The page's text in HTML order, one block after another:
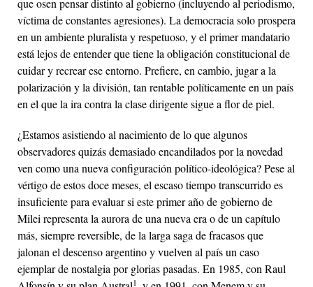
víctima de constantes agresiones). La democracia solo prospera
en un ambiente pluralista y respetuoso, y el primer mandatario
está lejos de entender que tiene la obligación constitucional de
cuidar y recrear ese entorno. Prefiere, en cambio, jugar a la
polarización y la división, tan rentable políticamente en un país
en el que la ira contra la clase dirigente sigue a flor de piel.
¿Estamos asistiendo al nacimiento de lo que algunos
observadores quizás demasiado encandilados por la novedad
ven como una nueva configuración político-ideológica? Pese al
vértigo de estos doce meses, el escaso tiempo transcurrido es
insuficiente para evaluar si este primer año de gobierno de
Milei representa la aurora de una nueva era o de un capítulo
más, siempre reversible, de la larga saga de fracasos que
jalonan el descenso argentino y vuelven al país un caso
ejemplar de nostalgia por glorias pasadas. En 1985, con Raul
1